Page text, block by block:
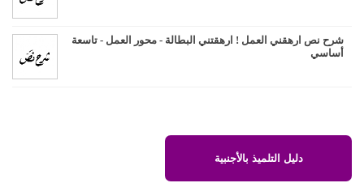
شرح نص ارهقني العمل ! ارهقتني البطالة - محور العمل - تاسعة
أساسي
دليل التلميذ بالأجنبية